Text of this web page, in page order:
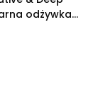
odżywka